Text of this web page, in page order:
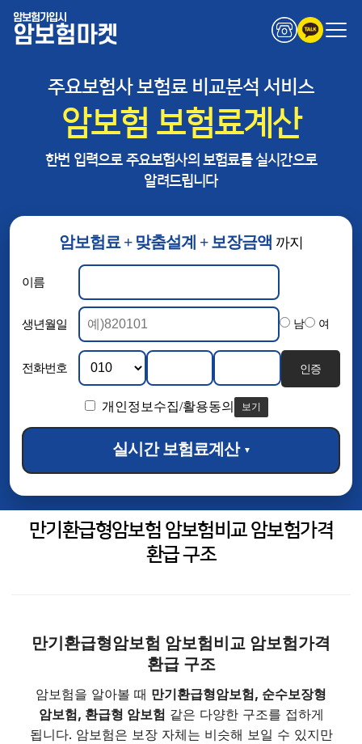
암보험가입시
암보험마켓
암보험료 + 맞춤설계 + 보장금액 까지
이름
생년월일 남 여
전화번호 인증
개인정보수집/활용동의 보기
실시간 보험료계산 ▼
주요보험사 보험료 비교분석 서비스
암보험 보험료계산
한번 입력으로 주요보험사의 보험료를 실시간으로
알려드립니다
만기환급형암보험 암보험비교 암보험가격
환급 구조
만기환급형암보험 암보험비교 암보험가격
환급 구조
암보험을 알아볼 때 만기환급형암보험, 순수보장형
암보험, 환급형 암보험 같은 다양한 구조를 접하게
됩니다. 암보험은 보장 자체는 비슷해 보일 수 있지만